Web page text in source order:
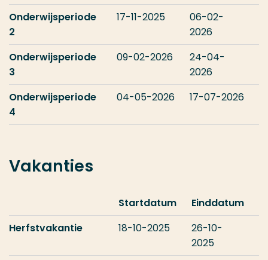
Onderwijsperiode
2
17-11-2025
06-02-
2026
Onderwijsperiode
3
09-02-2026
24-04-
2026
Onderwijsperiode
4
04-05-2026 17-07-2026
Vakanties
Startdatum
Einddatum
Herfstvakantie
18-10-2025
26-10-
2025